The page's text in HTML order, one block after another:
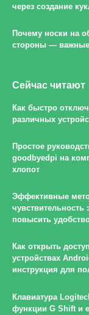
через создание
Почему носки на
стороны —
Сейчас читают
Как быстро
различных
Простое
goodbyedpi на
хлопот
Эффективные
чувствительность
повысить
Как открыть
устройствах
инструкция для
Клавиатура
функции G Shift и